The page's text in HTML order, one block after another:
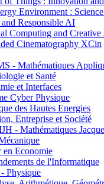
Environment :
Responsible AI
Computing and Creative
Cinematography XCin
- Mathématiques
et Santé
et Interfaces
Cyber Physique
des Hautes Energies
Entreprise et Société
- Mathématiques
Economie
de l'Informatique
Physique